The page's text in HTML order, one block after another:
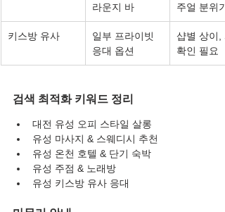
라운지 바
주얼 분위기
키스방 유사
일부 프라이빗
응대 옵션
샵별 상이,
확인 필요
검색 최적화 키워드 정리
대전 유성 오피 스타일 살롱
유성 마사지 & 스웨디시 추천
유성 온천 호텔 & 단기 숙박
유성 주점 & 노래방
유성 키스방 유사 응대